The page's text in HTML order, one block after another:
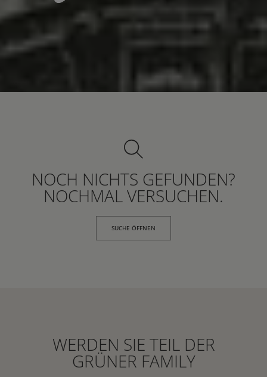
NOCH NICHTS GEFUNDEN?
NOCHMAL VERSUCHEN.
SUCHE ÖFFNEN
WERDEN SIE TEIL DER
GRÜNER FAMILY